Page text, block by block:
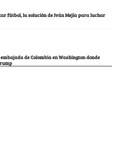
fútbol, la solución de Iván Mejía para luchar
de Colombia en Washington donde